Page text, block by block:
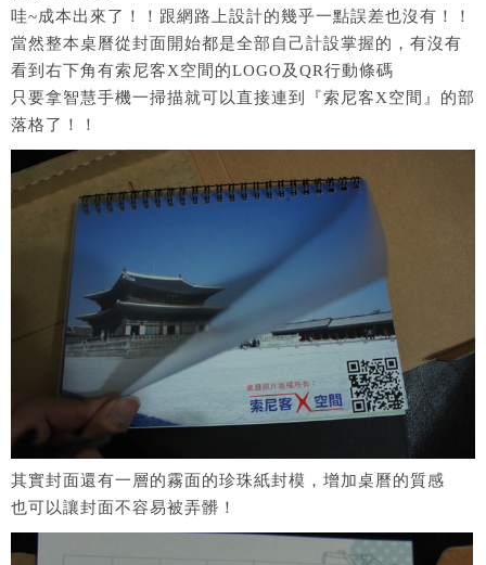
哇~成本出來了！！跟網路上設計的幾乎一點誤差也沒有！！
當然整本桌曆從封面開始都是全部自己計設掌握的，有沒有
看到右下角有索尼客X空間的LOGO及QR行動條碼
只要拿智慧手機一掃描就可以直接連到『索尼客X空間』的部
落格了！！
其實封面還有一層的霧面的珍珠紙封模，增加桌曆的質感
也可以讓封面不容易被弄髒！